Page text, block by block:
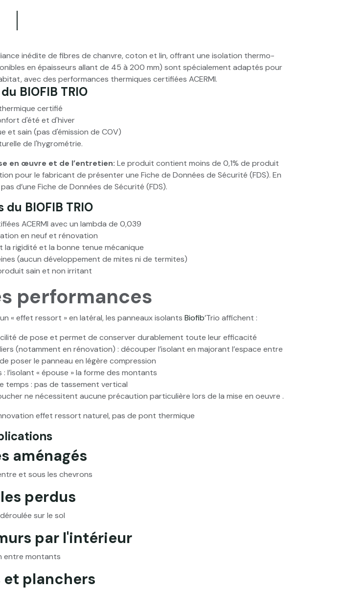
inédite de fibres de chanvre, coton et lin, offrant une isolation thermo-
en épaisseurs allant de 45 à 200 mm) sont spécialement adaptés pour
avec des performances thermiques certifiées ACERMI.
BIOFIB TRIO
certifié
d'été et d'hiver
et sain (pas d'émission de COV)
de l'hygrométrie.
en œuvre et de l’entretien: Le produit contient moins de 0,1% de produit
pour le fabricant de présenter une Fiche de Données de Sécurité (FDS). En
d’une Fiche de Données de Sécurité (FDS).
du BIOFIB TRIO
ACERMI avec un lambda de 0,039
en neuf et rénovation
rigidité et la bonne tenue mécanique
(aucun développement de mites ni de termites)
sain et non irritant
performances
« effet ressort » en latéral, les panneaux isolants Biofib’Trio affichent :
de pose et permet de conserver durablement toute leur efficacité
(notamment en rénovation) : découper l’isolant en majorant l’espace entre
poser le panneau en légère compression
« épouse » la forme des montants
temps : pas de tassement vertical
ne nécessitent aucune précaution particulière lors de la mise en oeuvre .
effet ressort naturel, pas de pont thermique
aménagés
et sous les chevrons
perdus
sur le sol
par l'intérieur
entre montants
et planchers